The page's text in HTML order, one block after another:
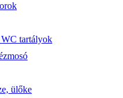
tartályok
ülőke